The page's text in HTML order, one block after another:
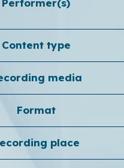
Performer(s)
Content type
media
Format
place